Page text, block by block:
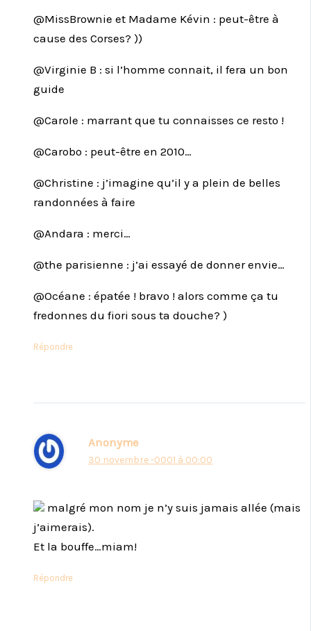
@MissBrownie et Madame Kévin : peut-être à
cause des Corses? ))
@Virginie B : si l’homme connait, il fera un bon
guide
@Carole : marrant que tu connaisses ce resto !
@Carobo : peut-être en 2010…
@Christine : j’imagine qu’il y a plein de belles
randonnées à faire
@Andara : merci…
@the parisienne : j’ai essayé de donner envie…
@Océane : épatée ! bravo ! alors comme ça tu
fredonnes du fiori sous ta douche? )
Répondre
Anonyme
30 novembre -0001 à 00:00
malgré mon nom je n’y suis jamais allée (mais
j’aimerais).
Et la bouffe…miam!
Répondre